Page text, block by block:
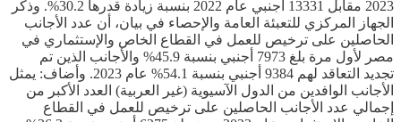
2023 مقابل 13331 أجنبي عام 2022 بنسبة زيادة قدرها 30.2%. وذكر
الجهاز المركزي للتعبئة العامة والإحصاء في بيان، أن عدد الأجانب
الحاصلين على ترخيص للعمل في القطاع الخاص والإستثماري في
مصر لأول مرة بلغ 7973 أجنبي بنسبة 45.9% والأجانب الذين تم
تجديد التعاقد لهم 9384 أجنبي بنسبة 54.1% عام 2023. وأضاف: يمثل
الأجانب الوافدين من الدول الآسيوية (غير العربية) العدد الأكبر من
إجمالي عدد الأجانب الحاصلين على ترخيص للعمل في القطاع